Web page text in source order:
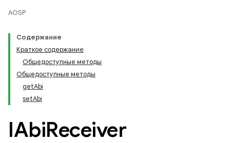
AOSP
Содержание
Краткое содержание
Общедоступные методы
Общедоступные методы
getAbi
setAbi
IAbiReceiver